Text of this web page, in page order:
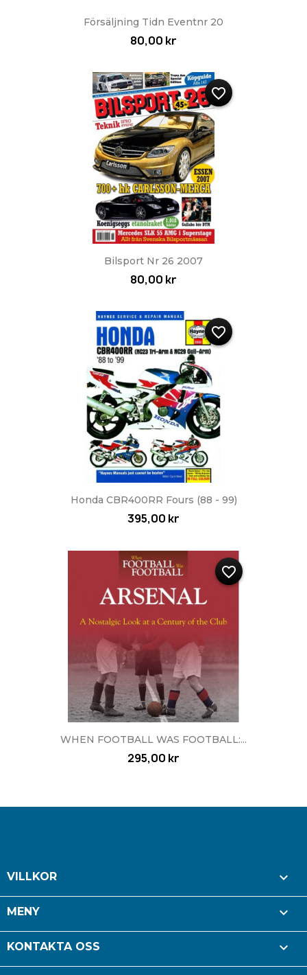
Försäljning Tidn Eventnr 20
80,00 kr
Bilsport Nr 26 2007
80,00 kr
favorite_border
Honda CBR400RR Fours (88 - 99)
395,00 kr
favorite_border
WHEN FOOTBALL WAS FOOTBALL:...
295,00 kr
favorite_border
VILLKOR 
MENY 
KONTAKTA OSS 